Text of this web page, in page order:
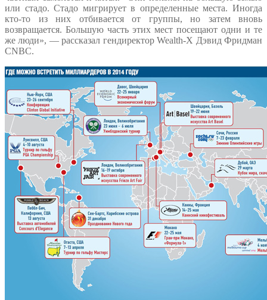
или стадо. Стадо мигрирует в определенные места. Иногда
кто-то из них отбивается от группы, но затем вновь
возвращается. Большую часть этих мест посещают одни и те
же люди», — рассказал гендиректор Wealth-X Дэвид Фридман
CNBC.